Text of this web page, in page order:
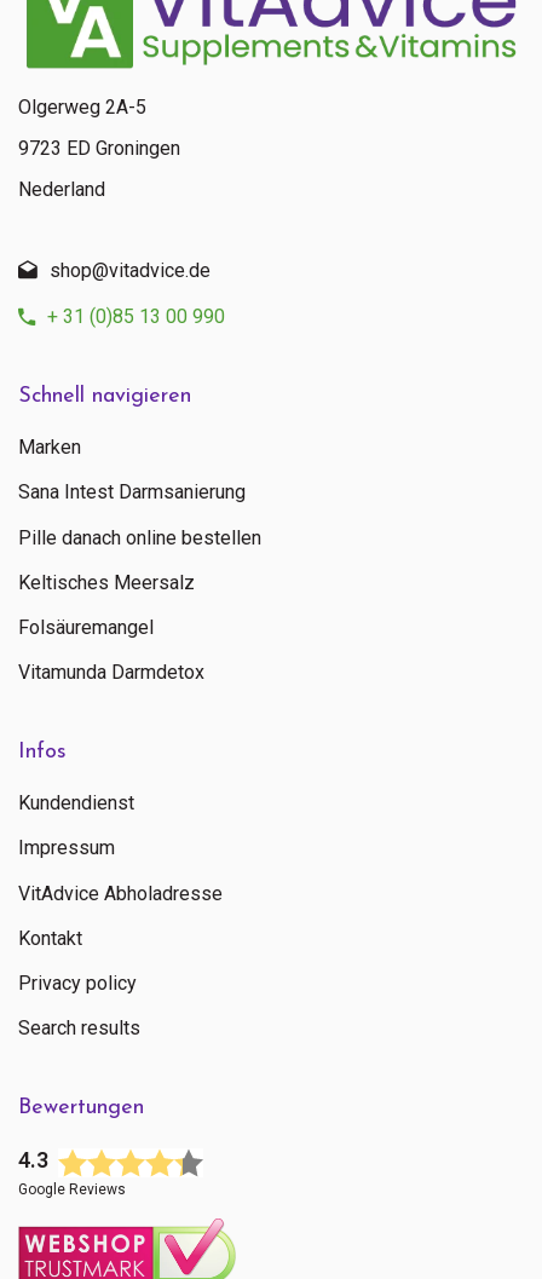
Schnell navigieren
Marken
Sana Intest Darmsanierung
Pille danach online bestellen
Keltisches Meersalz
Folsäuremangel
Vitamunda Darmdetox
Infos
Kundendienst
Impressum
VitAdvice Abholadresse
Kontakt
Privacy policy
Search results
Bewertungen
4.3
Google Reviews
Olgerweg 2A-5
9723 ED Groningen
Nederland
shop@vitadvice.de
+ 31 (0)85 13 00 990